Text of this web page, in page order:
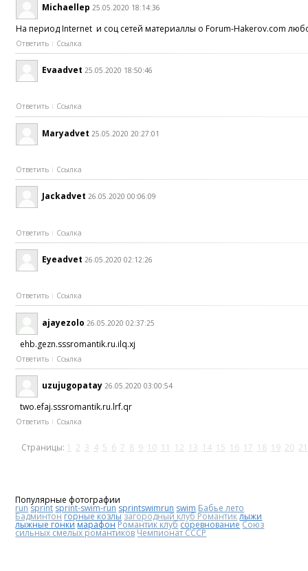
Michaellep 25.05.2020 18:14:36
На период Internet и соц сетей материаллы о Forum-Hakerov.com
Ответить Ссылка
Evaadvet 25.05.2020 18:50:46
Ответить Ссылка
Maryadvet 25.05.2020 20:27:01
Ответить Ссылка
Jackadvet 26.05.2020 00:06:09
Ответить Ссылка
Eyeadvet 26.05.2020 02:12:26
Ответить Ссылка
ajayezolo 26.05.2020 02:37:25
ehb.gezn.sssromantik.ru.ilq.xj
Ответить Ссылка
uzujugopatay 26.05.2020 03:00:54
two.efaj.sssromantik.ru.lrf.qr
Ответить Ссылка
Страницы: 1 2 3 4 5 6 7 8 9 10 11 12 13 14 15 16 17 18 19 20 21
Популярные фотографии
run sprint sprint-swim-run sprintswimrun swim Бабье лето
Бадминтонгорные козлы загородный клуб Романтиклыжи
лыжные гонки марафонРомантик клубсоревнованиеСоюз
сильных смелых романтиковЧемпионат СССР